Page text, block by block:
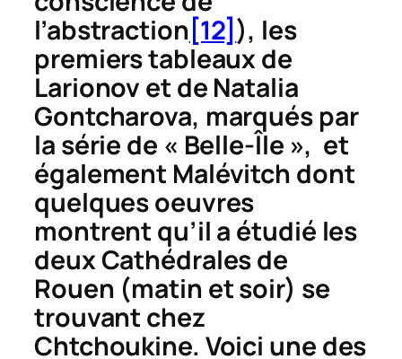
l’abstraction [12] ), les
premiers tableaux de
Larionov et de Natalia
Gontcharova, marqués par
la série de « Belle-Île », et
également Malévitch dont
quelques oeuvres
montrent qu’il a étudié les
deuxCathédrales de
Rouen (matin et soir) se
trouvant chez
Chtchoukine. Voici une des